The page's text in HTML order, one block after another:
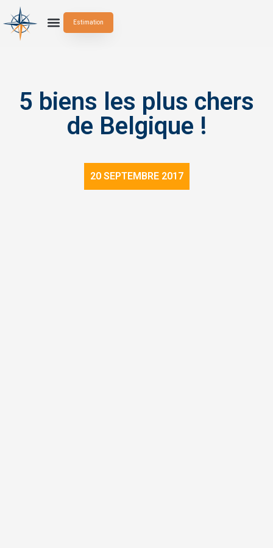
Estimation
5 biens les plus chers
de Belgique !
20 SEPTEMBRE 2017